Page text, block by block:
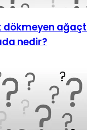
dökmeyen
nedir?